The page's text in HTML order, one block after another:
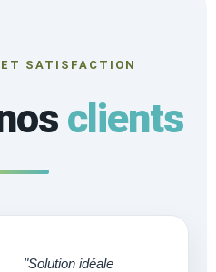
SATISFACTION
clients
"Solution idéale